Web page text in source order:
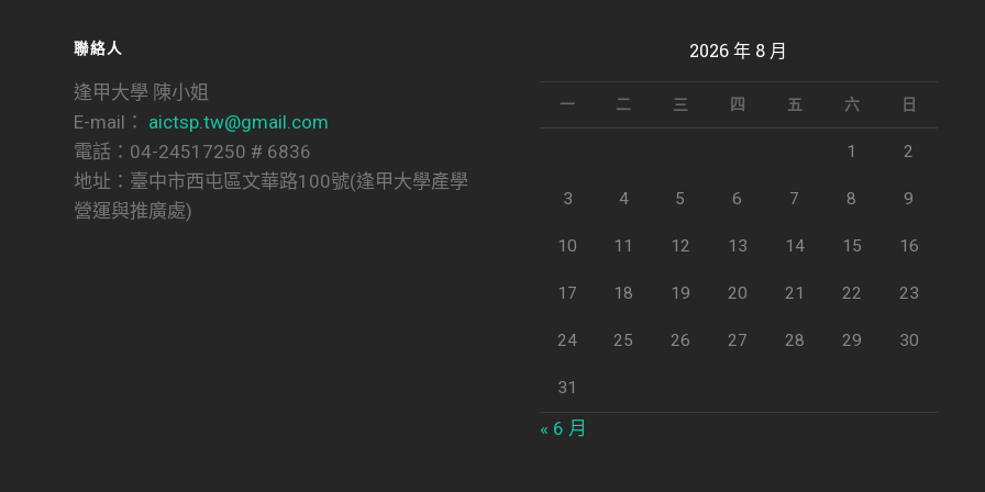
聯絡人
逢甲大學 陳小姐
E-mail： aictsp.tw@gmail.com
電話：04-24517250 # 6836
地址：臺中市西屯區文華路100號(逢甲大學產學
營運與推廣處)
2026 年 8 月
一 二 三 四 五 六 日
1 2
3 4 5 6 7 8 9
10 11 12 13 14 15 16
17 18 19 20 21 22 23
24 25 26 27 28 29 30
31
« 6 月